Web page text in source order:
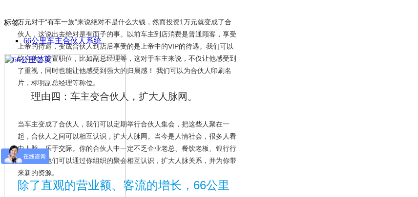
万元对于“有车一族”来说绝对不是什么大钱，然而投资1万元就变成了合
伙人，这说出去绝对是有面子的事。以前车主到店消费是普通顾客，享受
上帝的待遇，变成合伙人到店后享受的是上帝中的VIP的待遇。我们可以
给合伙人设置职位，比如副总经理等，这对于车主来说，不仅让他感受到
了重视，同时也能让他感受到强大的归属感！ 我们可以为合伙人印刷名
片，标明副总经理等称位。
理由四：车主变合伙人，扩大人脉网。
当车主变成了合伙人，我们可以定期举行合伙人集会，把这些人聚在一
起，合伙人之间可以相互认识，扩大人脉网。当今是人情社会，很多人看
中人脉、乐于交际。你的合伙人中一定不乏企业老总、餐饮老板、银行行
长等等，他们可以通过你组织的聚会相互认识，扩大人脉关系，并为你带
来新的资源。
除了直观的营业额、客流的增长，66公里
标签:
66公里车主合伙人系统